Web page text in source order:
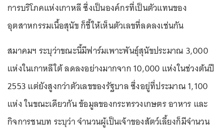
การบริโภคแห่งเกาหลี ซึ่งเป็นองค์กรที่เป็นตัวแทนของ
อุตสาหกรรมเนื้อสุนัข ก็ชี้ให้เห็นตัวเลขที่ลดลงเช่นกัน
สมาคมฯ ระบุว่าขณะนี้มีฟาร์มเพาะพันธุ์สุนัขประมาณ 3,000
แห่งในเกาหลีใต้ ลดลงอย่างมากจาก 10,000 แห่งในช่วงต้นปี
2553 แต่ยังสูงกว่าตัวเลขของรัฐบาล ซึ่งอยู่ที่ประมาณ 1,100
แห่ง ในขณะเดียวกัน ข้อมูลของกระทรวงเกษตร อาหาร และ
กิจการชนบท ระบุว่า จำนวนผู้เป็นเจ้าของสัตว์เลี้ยงก็มีจำนวน